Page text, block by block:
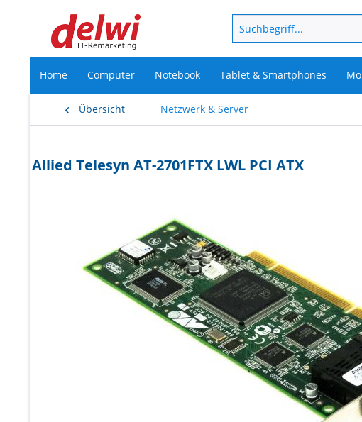
Home Computer Notebook Tablet & Smartphones
Übersicht Netzwerk & Server
Allied Telesyn AT-2701FTX LWL PCI ATX